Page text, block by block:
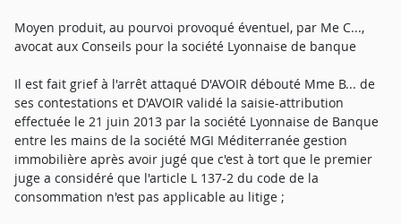
Moyen produit, au pourvoi provoqué éventuel, par Me C...,
avocat aux Conseils pour la société Lyonnaise de banque
Il est fait grief à l'arrêt attaqué D'AVOIR débouté Mme B... de
ses contestations et D'AVOIR validé la saisie-attribution
effectuée le 21 juin 2013 par la société Lyonnaise de Banque
entre les mains de la société MGI Méditerranée gestion
immobilière après avoir jugé que c'est à tort que le premier
juge a considéré que l'article L 137-2 du code de la
consommation n'est pas applicable au litige ;